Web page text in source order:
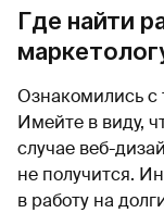
Где найти
Ознакомились с
Имейте в виду,
случае веб-
не получится.
в работу на